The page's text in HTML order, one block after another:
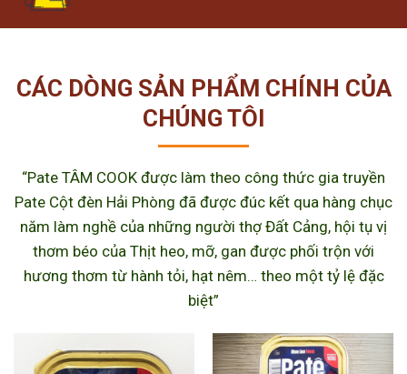
CÁC DÒNG SẢN PHẨM CHÍNH CỦA
CHÚNG TÔI
“Pate TÂM COOK được làm theo công thức gia truyền
Pate Cột đèn Hải Phòng đã được đúc kết qua hàng chục
năm làm nghề của những người thợ Đất Cảng, hội tụ vị
thơm béo của Thịt heo, mỡ, gan được phối trộn với
hương thơm từ hành tỏi, hạt nêm… theo một tỷ lệ đặc
biệt”